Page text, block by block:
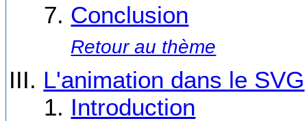
Conclusion
Retour au thème
L'animation dans le SVG
Introduction